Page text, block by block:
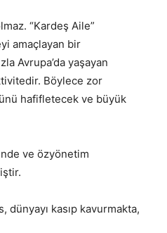
“Kardeş Aile”
amaçlayan bir
Avrupa’da yaşayan
Böylece zor
hafifletecek ve büyük
ve özyönetim
dünyayı kasıp kavurmakta,